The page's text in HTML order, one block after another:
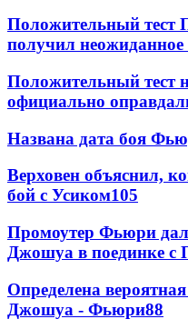
Положительный тест
получил неожиданное
Положительный тест
официально
Названа дата боя
Верховен объяснил,
бой с Усиком105
Промоутер Фьюри
Джошуа в поединке с
Определена
Джошуа - Фьюри88